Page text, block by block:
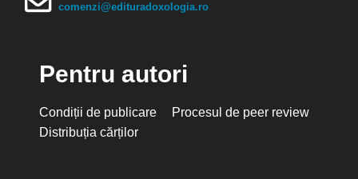
comenzi@edituradoxologia.ro
Pentru autori
Condiții de publicare
Procesul de peer review
Distribuția cărților